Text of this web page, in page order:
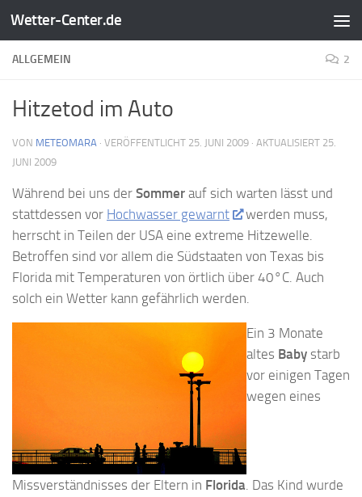
Zum Inhalt springen
Wetter-Center.de
ALLGEMEIN 2
Hitzetod im Auto
VON METEOMARA · VERÖFFENTLICHT 25. JUNI 2009 · AKTUALISIERT 25.
JUNI 2009
Während bei uns der Sommer auf sich warten lässt und
stattdessen vor Hochwasser gewarnt
werden muss,
herrscht in Teilen der USA eine extreme Hitzewelle.
Betroffen sind vor allem die Südstaaten von Texas bis
Florida mit Temperaturen von örtlich über 40°C. Auch
solch ein Wetter kann gefährlich werden.
Ein 3 Monate
altes Baby starb
vor einigen Tagen
wegen eines
Missverständnisses der Eltern in Florida. Das Kind wurde